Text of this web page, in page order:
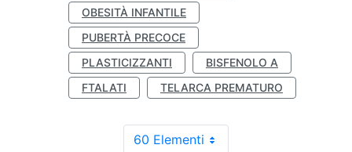
OBESITÀ INFANTILE
PUBERTÀ PRECOCE
PLASTICIZZANTI
BISFENOLO A
FTALATI
TELARCA PREMATURO
60 Elementi